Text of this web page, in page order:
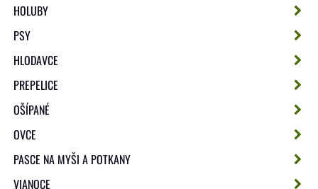
HOLUBY
PSY
HLODAVCE
PREPELICE
OŠÍPANÉ
OVCE
PASCE NA MYŠI A POTKANY
VIANOCE